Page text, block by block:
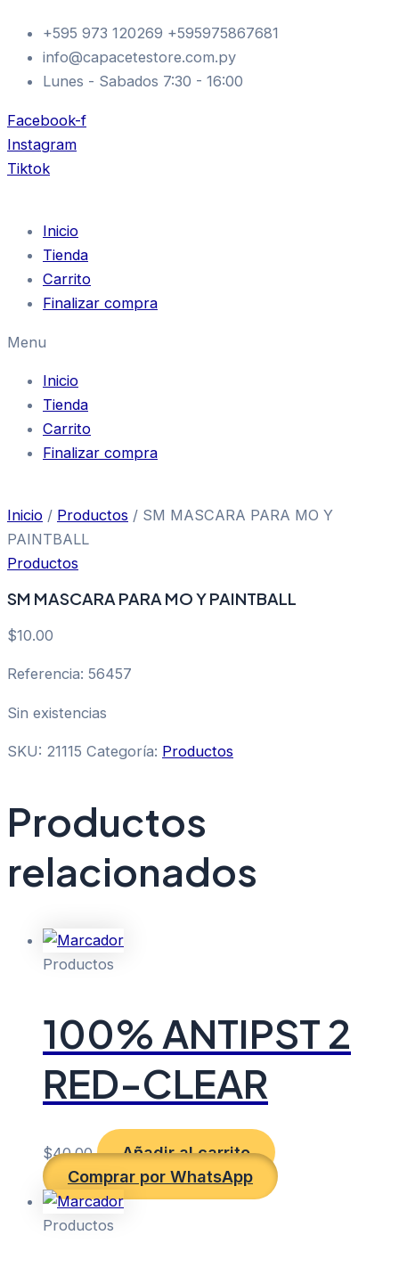
contenido
+595 973 120269 +595975867681
info@capacetestore.com.py
Lunes - Sabados 7:30 - 16:00
Facebook-f
Instagram
Tiktok
Inicio
Tienda
Carrito
Finalizar compra
Menu
Inicio
Tienda
Carrito
Finalizar compra
Inicio / Productos / SM MASCARA PARA MO Y
PAINTBALL
Productos
SM MASCARA PARA MO Y PAINTBALL
$10.00
Referencia: 56457
Sin existencias
SKU: 21115 Categoría: Productos
Productos
relacionados
Productos
100% ANTIPST 2
RED-CLEAR
$40.00
Añadir al carrito
Comprar por WhatsApp
Productos